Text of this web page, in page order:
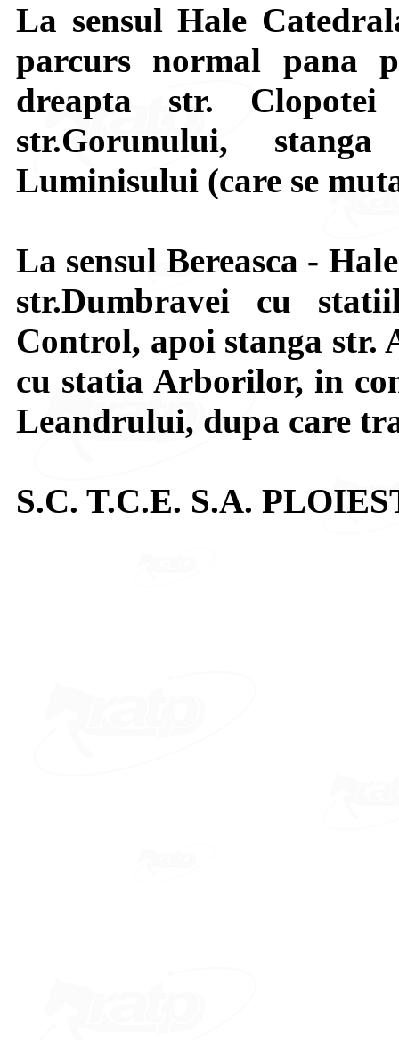
La sensul Hale
parcurs normal pana
dreapta str.
str.Gorunului,
Luminisului (care se
La sensul Bereasca -
str.Dumbravei cu
Control, apoi stanga
cu statia Arborilor, in
Leandrului, dupa care
S.C. T.C.E. S.A.